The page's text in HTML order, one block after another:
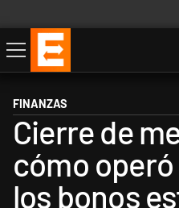
Economía
Política
Internacional
Actualidad
Descargá la App
FINANZAS
Cierre de
cómo operó
los bonos